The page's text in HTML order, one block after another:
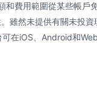
和費用範圍從某些帳戶
雖然未提供有關未投資
在iOS、Android和